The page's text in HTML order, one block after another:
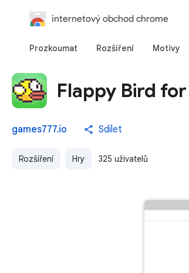
internetový obchod chrome
Prozkoumat Rozšíření Motivy
Flappy Bird
games777.io Sdílet
Rozšíření Hry 325 uživatelů